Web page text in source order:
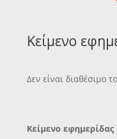
Κείμενο
Δεν είναι διαθέσιμο
Κείμενο εφημερίδας